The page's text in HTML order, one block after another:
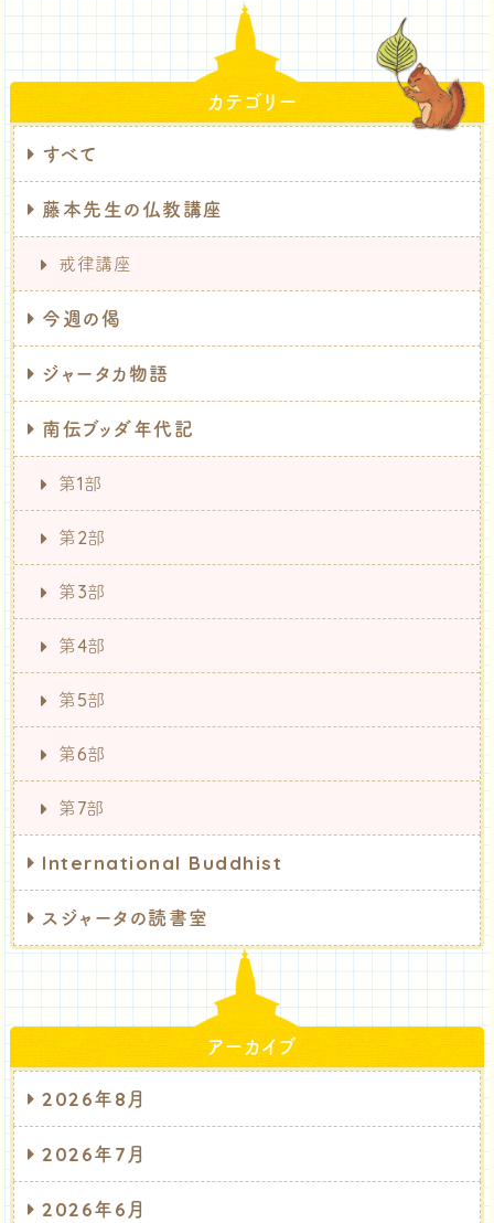
カテゴリー
すべて
藤本先生の仏教講座
戒律講座
今週の偈
ジャータカ物語
南伝ブッダ年代記
第1部
第2部
第3部
第4部
第5部
第6部
第7部
International Buddhist
スジャータの読書室
アーカイブ
2026年8月
2026年7月
2026年6月